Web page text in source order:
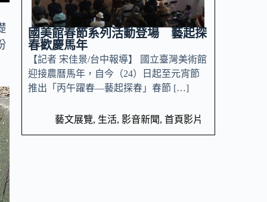
國美館春節系列活動登場 藝起探
春歡慶馬年
【記者 宋佳景/台中報導】 國立臺灣美術館
迎接農曆馬年，自今（24）日起至元宵節
推出「丙午躍春—藝起探春」春節 […]
藝文展覽, 生活, 影音新聞, 首頁影片